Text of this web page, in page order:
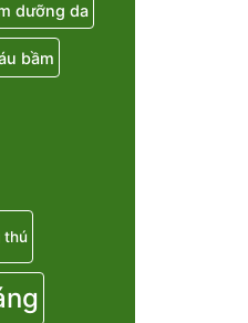
dưỡng da
bầm
thú